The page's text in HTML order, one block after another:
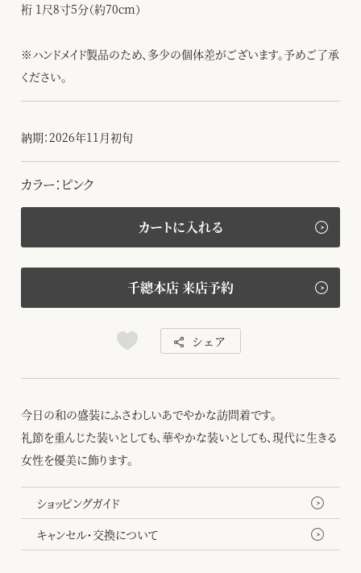
裄 1尺8寸5分（約70cm）
※ハンドメイド製品のため、多少の個体差がございます。予めご了承
ください。
納期：2026年11月初旬
カラー：ピンク
カートに入れる
千總本店 来店予約
シェア
今日の和の盛装にふさわしいあでやかな訪問着です。
礼節を重んじた装いとしても、華やかな装いとしても、現代に生きる
女性を優美に飾ります。
ショッピングガイド
キャンセル・交換について